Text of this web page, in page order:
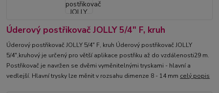
Úderový postřikovač JOLLY 5/4" F, kruh
Úderový postřikovač JOLLY 5/4" F, kruh Úderový postřikovač JOLLY
5/4",kruhový je určený pro větší aplikace postřiku až do vzdálenosti29 m.
Postřikovač je navržen se dvěmi vyměnitelnými tryskami - hlavní a
vedlejší. Hlavní trysky lze měnit v rozsahu dimenze 8 - 14 mm celý popis